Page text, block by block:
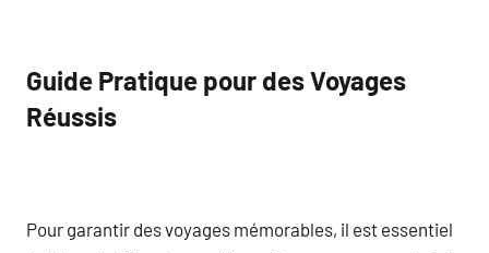
Guide Pratique pour des Voyages
Réussis
Pour garantir des voyages mémorables, il est essentiel